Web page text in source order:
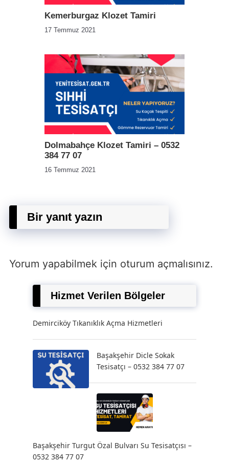
Kemerburgaz Klozet Tamiri
17 Temmuz 2021
Dolmabahçe Klozet Tamiri – 0532
384 77 07
16 Temmuz 2021
Bir yanıt yazın
Yorum yapabilmek için oturum açmalısınız.
Hizmet Verilen Bölgeler
Demirciköy Tıkanıklık Açma Hizmetleri
Başakşehir Dicle Sokak
Tesisatçı – 0532 384 77 07
Başakşehir Turgut Özal Bulvarı Su Tesisatçısı –
0532 384 77 07